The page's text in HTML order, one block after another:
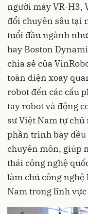
người máy VR-H3,
đổi chuyên sâu tại
tuổi đầu ngành
hay Boston
chia sẻ của
toàn diện xoay
robot đến các cấu
tay robot và động
sư Việt Nam tự
phần trình bày đều
chuyên môn, giúp
thái công nghệ
làm chủ công
Nam trong lĩnh